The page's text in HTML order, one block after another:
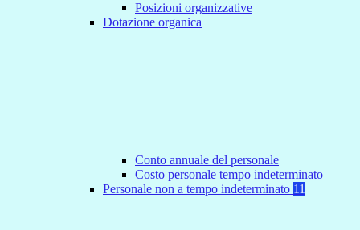
Posizioni organizzative
Dotazione organica
Conto annuale del personale
Costo personale tempo indeterminato
Personale non a tempo indeterminato 11